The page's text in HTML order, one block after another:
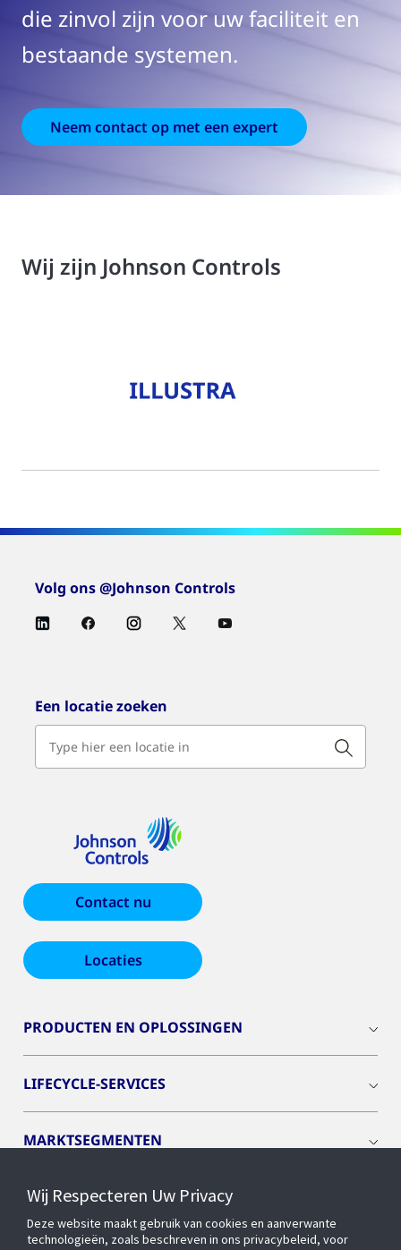
die zinvol zijn voor uw faciliteit en
bestaande systemen.
Neem contact op met een expert
Wij zijn Johnson Controls
Volg ons @Johnson Controls
Een locatie zoeken
Contact nu
Locaties
PRODUCTEN EN OPLOSSINGEN
LIFECYCLE-SERVICES
MARKTSEGMENTEN
CYBER SOLUTIONS
Wij Respecteren Uw Privacy
Deze website maakt gebruik van cookies en aanverwante
technologieën, zoals beschreven in ons privacybeleid, voor